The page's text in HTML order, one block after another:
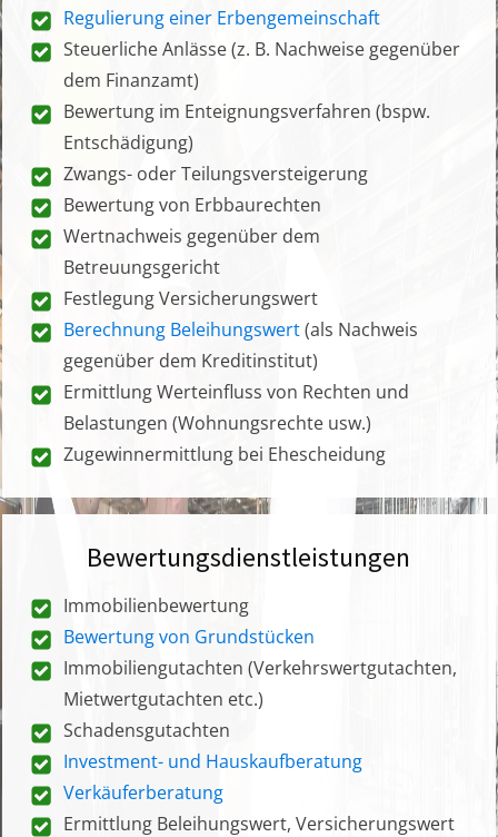
Regulierung einer Erbengemeinschaft
Steuerliche Anlässe (z. B. Nachweise gegenüber
dem Finanzamt)
Bewertung im Enteignungsverfahren (bspw.
Entschädigung)
Zwangs- oder Teilungsversteigerung
Bewertung von Erbbaurechten
Wertnachweis gegenüber dem
Betreuungsgericht
Festlegung Versicherungswert
Berechnung Beleihungswert(als Nachweis
gegenüber dem Kreditinstitut)
Ermittlung Werteinfluss von Rechten und
Belastungen (Wohnungsrechte usw.)
Zugewinnermittlung bei Ehescheidung
Bewertungsdienstleistungen
Immobilienbewertung
Bewertung von Grundstücken
Immobiliengutachten (Verkehrswertgutachten,
Mietwertgutachten etc.)
Schadensgutachten
Investment- und Hauskaufberatung
Verkäuferberatung
Ermittlung Beleihungswert, Versicherungswert